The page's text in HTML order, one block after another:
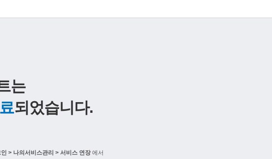
는
되었습니다.
인 > 나의서비스관리 > 서비스 연장에서